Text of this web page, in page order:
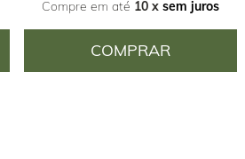
Compre em até 10 x sem juros
COMPRAR